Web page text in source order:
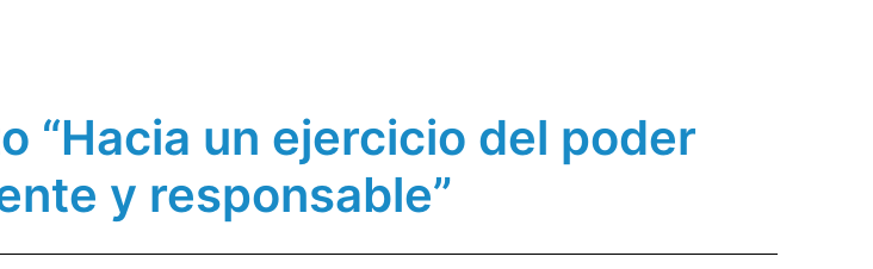
“Hacia un ejercicio del poder
y responsable”